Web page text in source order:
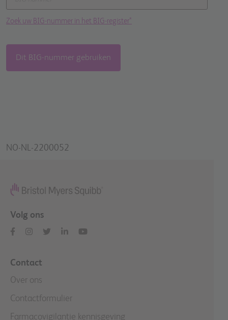
Zoek uw BIG-nummer in het BIG-register*
NO-NL-2200052
Volg ons
Contact
Over ons
Contactformulier
Farmacovigilantie kennisgeving